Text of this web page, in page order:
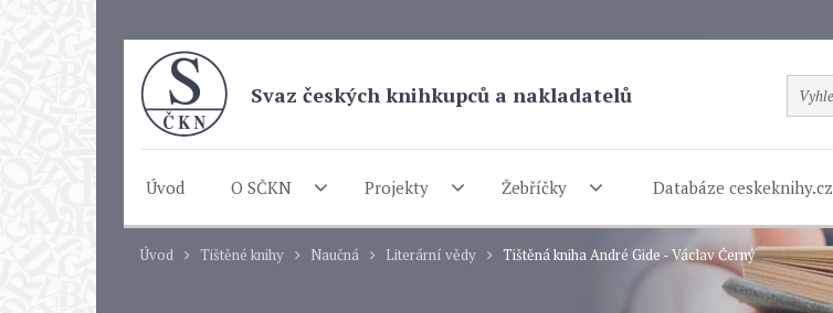
Svaz českých knihkupců a nakladatelů
Úvod O SČKN Projekty Žebříčky Databáze ceskeknihy.cz
Úvod Tištěné knihy Naučná Literární vědy Tištěná kniha André Gide - Václav Černý